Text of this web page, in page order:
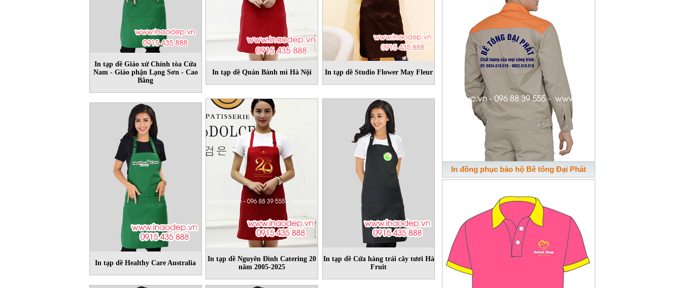
In tạp dề Giáo xứ Chính tòa Cửa
Nam - Giáo phận Lạng Sơn - Cao
Bằng
In tạp dề Quán Bánh mì Hà Nội In tạp dề Studio Flower May Fleur
In tạp dề Healthy Care Australia
In tạp dề Nguyên Đình Catering 20
năm 2005-2025
In tạp dề Cửa hàng trái cây tươi Hà
Fruit
In đồng phục bảo hộ Bê tông Đại Phát